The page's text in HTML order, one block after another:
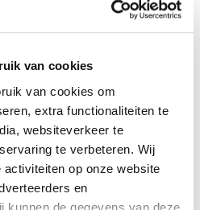
van cookies
van cookies om
extra functionaliteiten te
websiteverkeer te
te verbeteren. Wij
op onze website
en
kunnen de gegevens van deze